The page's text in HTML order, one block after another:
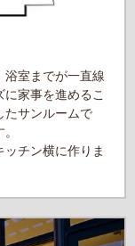
浴室までが一直線
家事を進めるこ
たサンルームで
チン横に作りま